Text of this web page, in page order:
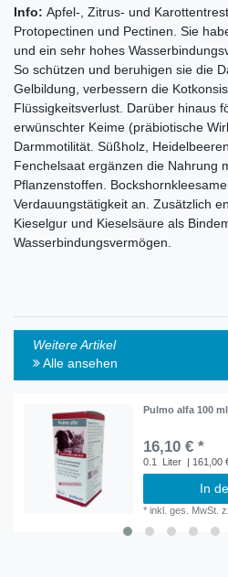
Info: Apfel-, Zitrus- und
Protopectinen und Pectinen. Sie
und ein sehr hohes
So schützen und beruhigen sie die
Gelbildung, verbessern die
Flüssigkeitsverlust. Darüber hinaus
erwünschter Keime (präbiotische
Darmmotilität. Süßholz,
Fenchelsaat ergänzen die Nahrung
Pflanzenstoffen.
Verdauungstätigkeit an. Zusätzlich
Kieselgur und Kieselsäure als
Wasserbindungsvermögen.
Weitere Artikel
Alle ansehen
Pulmo alfa 100
16,10 € *
0.1 Liter | 161,00
In
*inkl. ges. MwSt.